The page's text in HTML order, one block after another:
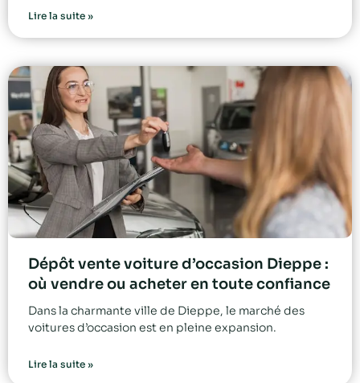
Lire la suite »
Dépôt vente voiture d’occasion Dieppe :
où vendre ou acheter en toute confiance
Dans la charmante ville de Dieppe, le marché des
voitures d’occasion est en pleine expansion.
Lire la suite »